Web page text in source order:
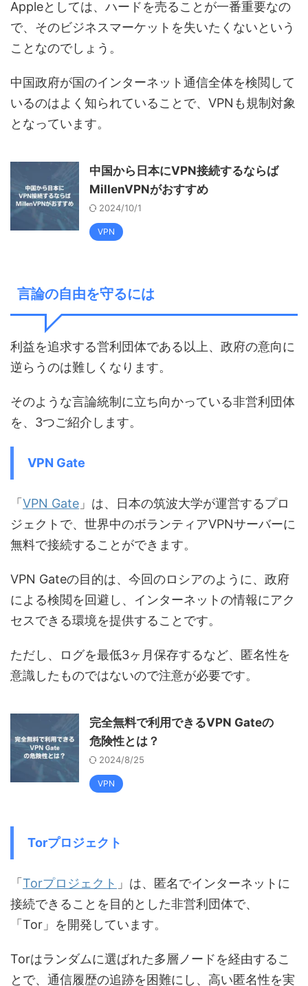
Appleとしては、ハードを売ることが一番重要なの
で、そのビジネスマーケットを失いたくないという
ことなのでしょう。
中国政府が国のインターネット通信全体を検閲して
いるのはよく知られていることで、VPNも規制対象
となっています。
中国から日本にVPN接続するならば
MillenVPNがおすすめ
2024/10/1
VPN
言論の自由を守るには
利益を追求する営利団体である以上、政府の意向に
逆らうのは難しくなります。
そのような言論統制に立ち向かっている非営利団体
を、3つご紹介します。
VPN Gate
「 VPN Gate 」は、日本の筑波大学が運営するプロ
ジェクトで、世界中のボランティアVPNサーバーに
無料で接続することができます。
VPN Gateの目的は、今回のロシアのように、政府
による検閲を回避し、インターネットの情報にアク
セスできる環境を提供することです。
ただし、ログを最低3ヶ月保存するなど、匿名性を
意識したものではないので注意が必要です。
完全無料で利用できるVPN Gateの
危険性とは？
2024/8/25
VPN
Torプロジェクト
「 Torプロジェクト 」は、匿名でインターネットに
接続できることを目的とした非営利団体で、
「Tor」を開発しています。
Torはランダムに選ばれた多層ノードを経由するこ
とで、通信履歴の追跡を困難にし、高い匿名性を実